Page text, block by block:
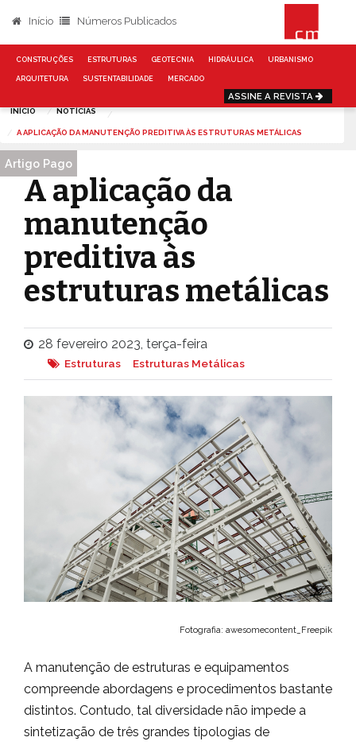
Início Números Publicados
CONSTRUÇÕES ESTRUTURAS GEOTECNIA HIDRÁULICA URBANISMO
ARQUITETURA SUSTENTABILIDADE MERCADO
ASSINE A REVISTA
INÍCIO NOTÍCIAS
A APLICAÇÃO DA MANUTENÇÃO PREDITIVA ÀS ESTRUTURAS METÁLICAS
A aplicação da
manutenção
preditiva às
estruturas metálicas
Artigo Pago
28 fevereiro 2023, terça-feira
Estruturas Estruturas Metálicas
Fotografia: awesomecontent_Freepik
A manutenção de estruturas e equipamentos
compreende abordagens e procedimentos bastante
distintos. Contudo, tal diversidade não impede a
sintetização de três grandes tipologias de